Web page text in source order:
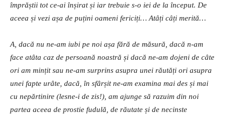
împrăștii tot ce-ai înșirat și iar trebuie s-o iei de la început. De
aceea și vezi așa de puțini oameni fericiți… Atâți câți merită…
A, dacă nu ne-am iubi pe noi așa fără de măsură, dacă n-am
face atâta caz de persoană noastră și dacă ne-am dojeni de câte
ori am mințit sau ne-am surprins asupra unei răutăți ori asupra
unei fapte urâte, dacă, în sfârșit ne-am examina mai des și mai
cu nepărtinire (lesne-i de zis!), am ajunge să razuim din noi
partea aceea de prostie fudulă, de răutate și de necinste